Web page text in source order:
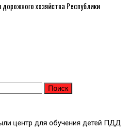
хозяйства Республики
центр для обучения детей ПДД